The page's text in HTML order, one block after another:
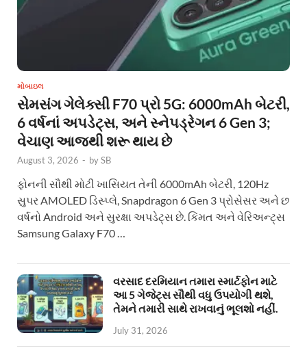
મોબાઇલ
સેમસંગ ગેલેક્સી F70 પ્રો 5G: 6000mAh બેટરી,
6 વર્ષનાં અપડેટ્સ, અને સ્નેપડ્રેગન 6 Gen 3;
વેચાણ આજથી શરૂ થાય છે
August 3, 2026 - bySB
ફોનની સૌથી મોટી ખાસિયત તેની 6000mAh બેટરી, 120Hz
સુપર AMOLED ડિસ્પ્લે, Snapdragon 6 Gen 3 પ્રોસેસર અને છ
વર્ષનો Android અને સુરક્ષા અપડેટ્સ છે. કિંમત અને વેરિઅન્ટ્સ
Samsung Galaxy F70 …
વરસાદ દરમિયાન તમારા સ્માર્ટફોન માટે
આ 5 ગેજેટ્સ સૌથી વધુ ઉપયોગી થશે,
તેમને તમારી સાથે રાખવાનું ભૂલશો નહીં.
July 31, 2026